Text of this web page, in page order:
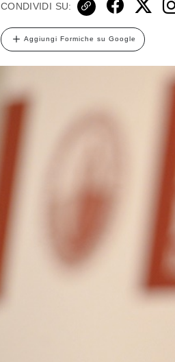
CONDIVIDI SU:
Aggiungi Formiche su Google